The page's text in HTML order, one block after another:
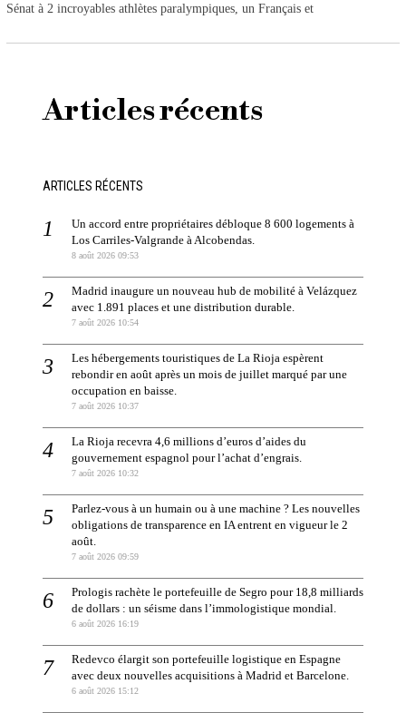
Sénat à 2 incroyables athlètes paralympiques, un Français et
Articles récents
ARTICLES RÉCENTS
Un accord entre propriétaires débloque 8 600 logements à
Los Carriles-Valgrande à Alcobendas.
8 août 2026 09:53
Madrid inaugure un nouveau hub de mobilité à Velázquez
avec 1.891 places et une distribution durable.
7 août 2026 10:54
Les hébergements touristiques de La Rioja espèrent
rebondir en août après un mois de juillet marqué par une
occupation en baisse.
7 août 2026 10:37
La Rioja recevra 4,6 millions d’euros d’aides du
gouvernement espagnol pour l’achat d’engrais.
7 août 2026 10:32
Parlez-vous à un humain ou à une machine ? Les nouvelles
obligations de transparence en IA entrent en vigueur le 2
août.
7 août 2026 09:59
Prologis rachète le portefeuille de Segro pour 18,8 milliards
de dollars : un séisme dans l’immologistique mondial.
6 août 2026 16:19
Redevco élargit son portefeuille logistique en Espagne
avec deux nouvelles acquisitions à Madrid et Barcelone.
6 août 2026 15:12